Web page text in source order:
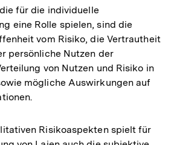
für die individuelle
eine Rolle spielen, sind die
vom Risiko, die Vertrautheit
persönliche Nutzen der
von Nutzen und Risiko in
mögliche Auswirkungen auf
Risikoaspekten spielt für